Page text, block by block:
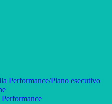
Performance/Piano esecutivo